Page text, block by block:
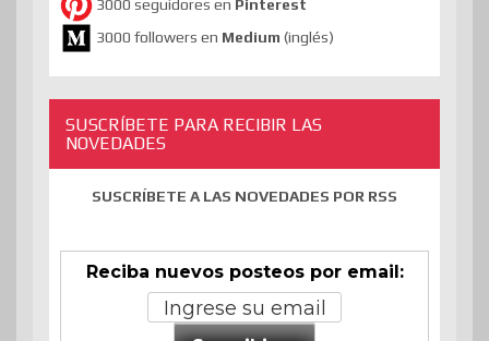
3000 seguidores en Pinterest
3000 followers en Medium (inglés)
SUSCRÍBETE PARA RECIBIR LAS
NOVEDADES
SUSCRÍBETE A LAS NOVEDADES POR RSS
Reciba nuevos posteos por email: